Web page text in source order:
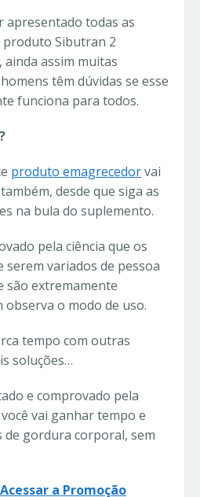
apresentado todas as
produto Sibutran 2
assim muitas
têm dúvidas se esse
funciona para todos.
produto emagrecedorvai
desde que siga as
na bula do suplemento.
pela ciência que os
serem variados de pessoa
são extremamente
o modo de uso.
tempo com outras
soluções…
e comprovado pela
vai ganhar tempo e
gordura corporal, sem
a Promoção